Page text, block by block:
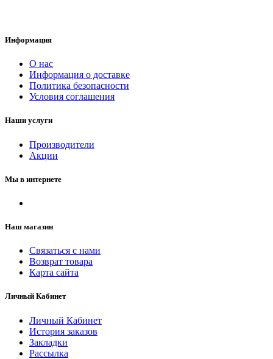
Информация
О нас
Информация о доставке
Политика безопасности
Условия соглашения
Наши услуги
Производители
Акции
Мы в интернете
Наш магазин
Связаться с нами
Возврат товара
Карта сайта
Личный Кабинет
Личный Кабинет
История заказов
Закладки
Рассылка